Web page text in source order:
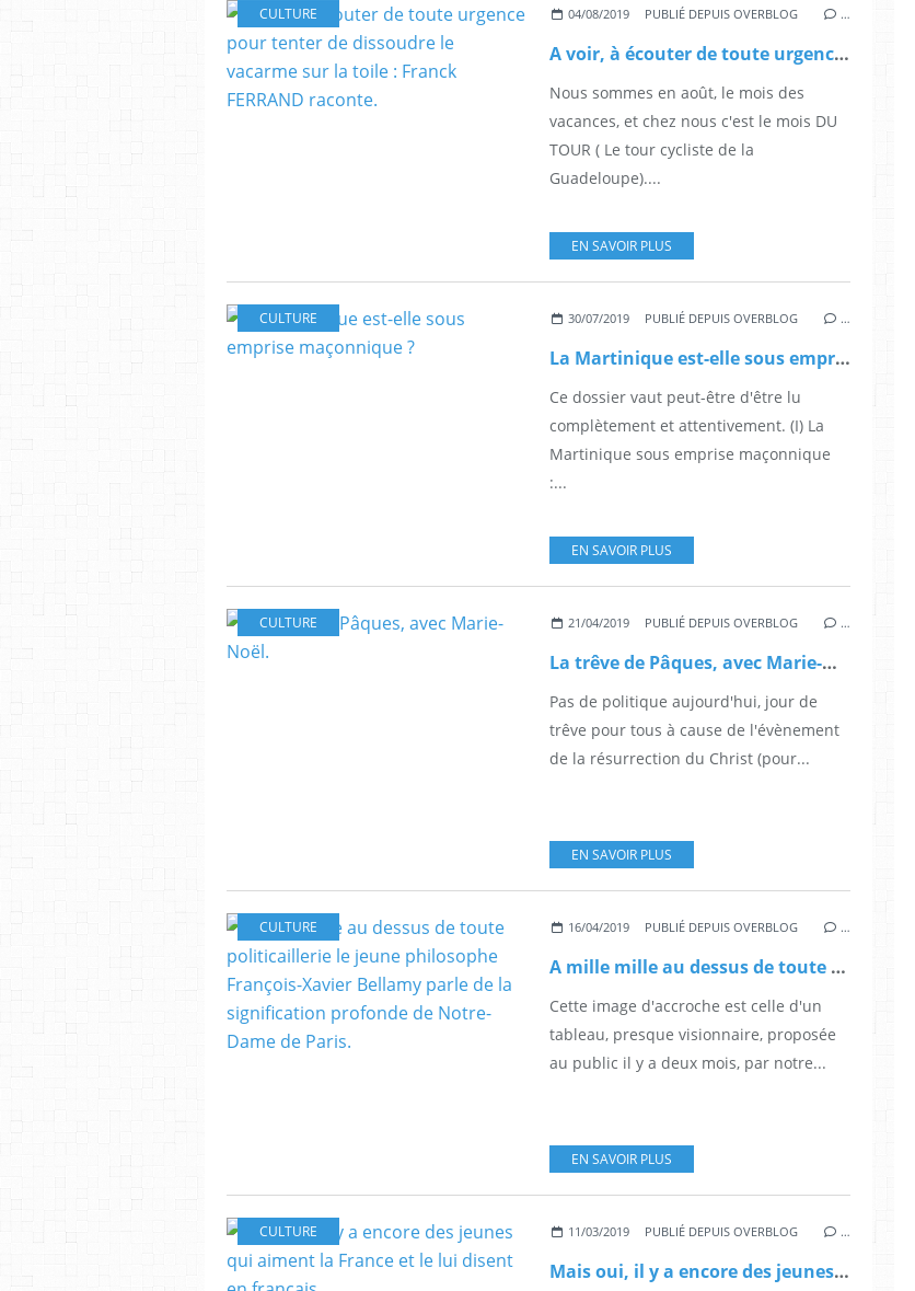
CULTURE 04/08/2019 PUBLIÉ DEPUIS OVERBLOG …
A voir, à écouter de toute urgence pour tenter de dissoudre le vacarme sur la toile : Franck FERRAND raconte.
Nous sommes en août, le mois des
vacances, et chez nous c'est le mois DU
TOUR ( Le tour cycliste de la
Guadeloupe)....
EN SAVOIR PLUS
CULTURE 30/07/2019 PUBLIÉ DEPUIS OVERBLOG …
La Martinique est-elle sous emprise maçonnique ?
Ce dossier vaut peut-être d'être lu
complètement et attentivement. (I) La
Martinique sous emprise maçonnique
:...
EN SAVOIR PLUS
CULTURE 21/04/2019 PUBLIÉ DEPUIS OVERBLOG …
La trêve de Pâques, avec Marie-Noël.
Pas de politique aujourd'hui, jour de
trêve pour tous à cause de l'évènement
de la résurrection du Christ (pour...
EN SAVOIR PLUS
CULTURE 16/04/2019 PUBLIÉ DEPUIS OVERBLOG …
A mille mille au dessus de toute politicaillerie le jeune philosophe François-Xavier Bellamy parle de la signification profonde de Notre-Dame de Paris.
Cette image d'accroche est celle d'un
tableau, presque visionnaire, proposée
au public il y a deux mois, par notre...
EN SAVOIR PLUS
CULTURE 11/03/2019 PUBLIÉ DEPUIS OVERBLOG …
Mais oui, il y a encore des jeunes qui aiment la France et le lui disent en français.